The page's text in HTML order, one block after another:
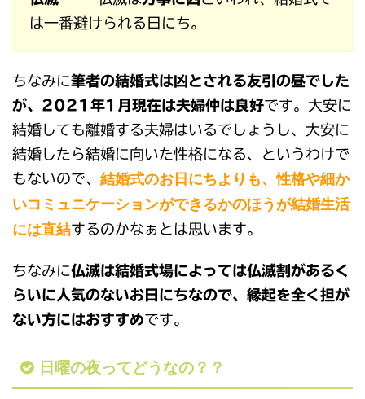
は一番避けられる日にち。
ちなみに筆者の結婚式は凶とされる友引の昼でした
が、2021年1月現在は夫婦仲は良好です。大安に
結婚しても離婚する夫婦はいるでしょうし、大安に
結婚したら結婚に向いた性格になる、というわけで
もないので、 結婚式のお日にちよりも、性格や細か
いコミュニケーションができるかのほうが結婚生活
には直結するのかなぁとは思います。
ちなみに仏滅は結婚式場によっては仏滅割があるく
らいに人気のないお日にちなので、縁起を全く担が
ない方にはおすすめです。
日曜の夜ってどうなの？？